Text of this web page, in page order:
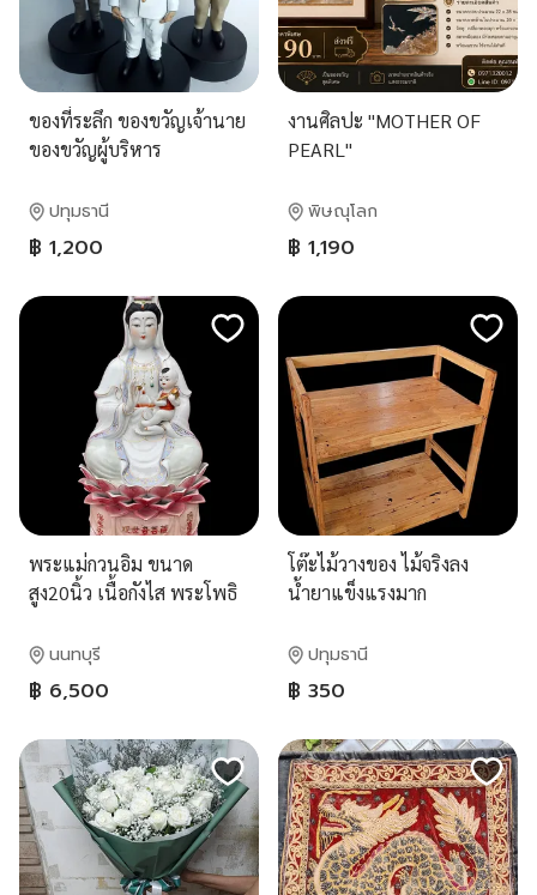
ของที่ระลึก ของขวัญเจ้านาย
ของขวัญผู้บริหาร
ปทุมธานี
฿ 1,200
งานศิลปะ "MOTHER OF
PEARL"
พิษณุโลก
฿ 1,190
พระแม่กวนอิม ขนาด
สูง20นิ้ว เนื้อกังไส พระโพธิ
เด็กนนทบุรี
฿ 6,500
โต๊ะไม้วางของ ไม้จริงลง
น้ำยาแข็งแรงมาก
ปทุมธานี
฿ 350